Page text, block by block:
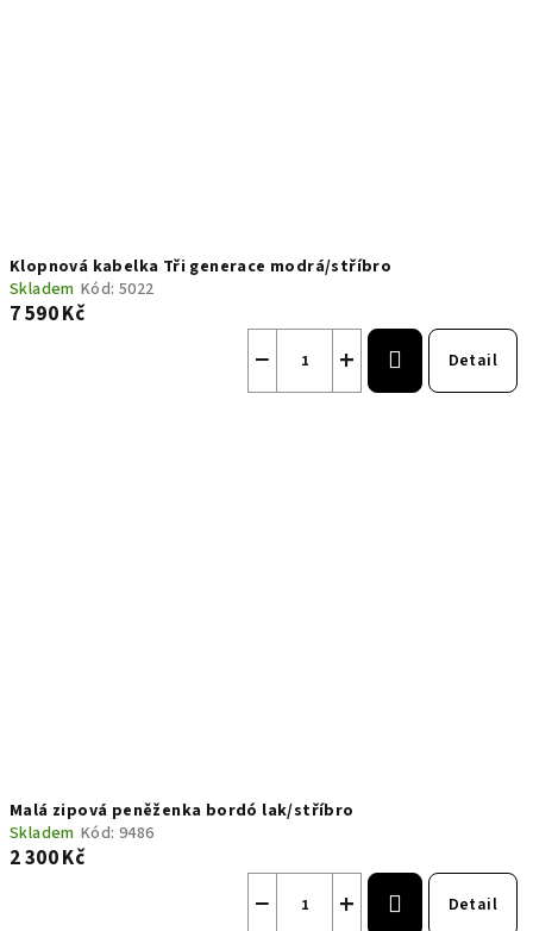
Klopnová kabelka Tři generace modrá/stříbro
Skladem Kód: 5022
7 590 Kč
+
− Detail
Malá zipová peněženka bordó lak/stříbro
Skladem Kód: 9486
2 300 Kč
+
− Detail